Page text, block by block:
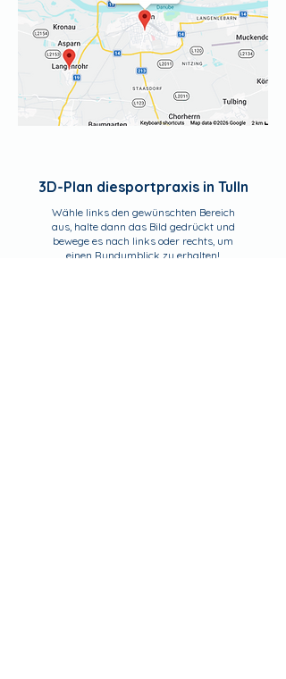
3D-Plan diesportpraxis in Tulln
Wähle links den gewünschten Bereich
aus, halte dann das Bild gedrückt und
bewege es nach links oder rechts, um
einen Rundumblick zu erhalten!